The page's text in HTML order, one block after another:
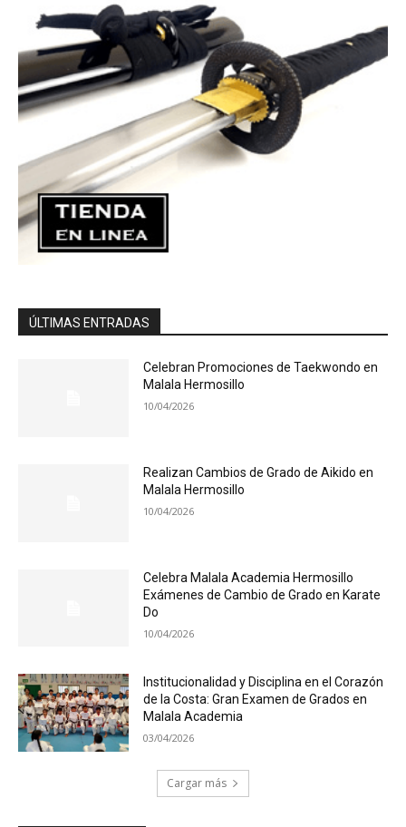
ÚLTIMAS ENTRADAS
Celebran Promociones de Taekwondo en
Malala Hermosillo
10/04/2026
Realizan Cambios de Grado de Aikido en
Malala Hermosillo
10/04/2026
Celebra Malala Academia Hermosillo
Exámenes de Cambio de Grado en Karate
Do
10/04/2026
Institucionalidad y Disciplina en el Corazón
de la Costa: Gran Examen de Grados en
Malala Academia
03/04/2026
Cargar más